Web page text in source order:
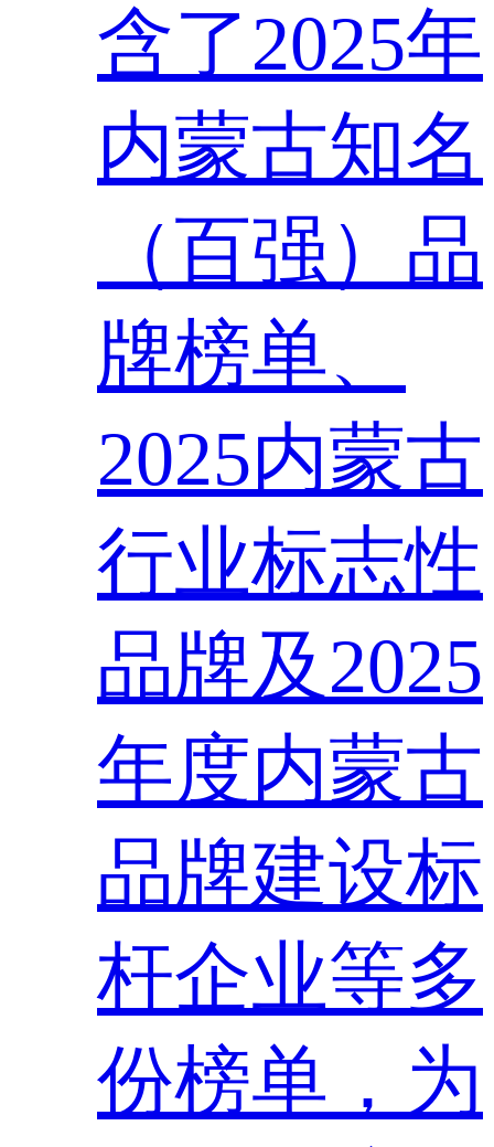
含了2025年
内蒙古知名
（百强）品
牌榜单、
2025内蒙古
行业标志性
品牌及2025
年度内蒙古
品牌建设标
杆企业等多
份榜单，为